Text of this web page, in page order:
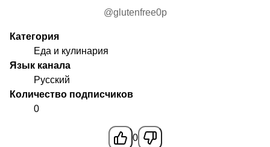
@glutenfree0p
Категория
Еда и кулинария
Язык канала
Русский
Количество подписчиков
0
0